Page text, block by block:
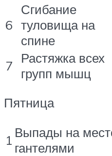
6
Сгибание
туловища на
спине
7
Растяжка всех
групп мышц
Пятница
1 Выпады на
гантелями